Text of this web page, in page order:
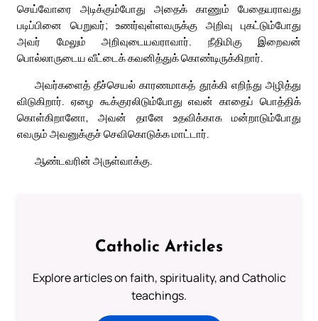
செய்வோரை அடிக்கும்போது அதைக் காணும் பேதையராவது
படிப்பினை பெறுவர்; உணர்வுள்ளவருக்கு அறிவு புகட்டும்போது
அவர் மேலும் அறிவுடையவராவார். நீதிமிகு இறைவன்
பொல்லாருடைய வீட்டைக் கவனித்துக் கொண்டிருக்கிறார்.
அவர்களைத் தீச்செயல் காரணமாகத் தூக்கி எறிந்து அழித்து
விடுகிறார். ஏழை கூக்குரலிடும்போது எவன் காதைப் பொத்திக்
கொள்கிறானோ, அவன் தானே உதவிக்காக மன்றாடும்போது
எவரும் அவனுக்குச் செவிகொடுக்க மாட்டார்.
ஆண்டவரின் அருள்வாக்கு.
Catholic Articles
Explore articles on faith, spirituality, and Catholic
teachings.